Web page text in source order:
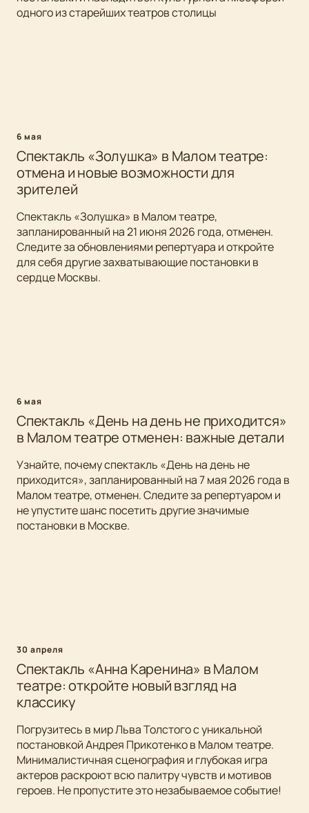
одного из старейших театров столицы
6 мая
Спектакль «Золушка» в Малом театре:
отмена и новые возможности для
зрителей
Спектакль «Золушка» в Малом театре,
запланированный на 21 июня 2026 года, отменен.
Следите за обновлениями репертуара и откройте
для себя другие захватывающие постановки в
сердце Москвы.
6 мая
Спектакль «День на день не приходится»
в Малом театре отменен: важные детали
Узнайте, почему спектакль «День на день не
приходится», запланированный на 7 мая 2026 года в
Малом театре, отменен. Следите за репертуаром и
не упустите шанс посетить другие значимые
постановки в Москве.
30 апреля
Спектакль «Анна Каренина» в Малом
театре: откройте новый взгляд на
классику
Погрузитесь в мир Льва Толстого с уникальной
постановкой Андрея Прикотенко в Малом театре.
Минималистичная сценография и глубокая игра
актеров раскроют всю палитру чувств и мотивов
героев. Не пропустите это незабываемое событие!